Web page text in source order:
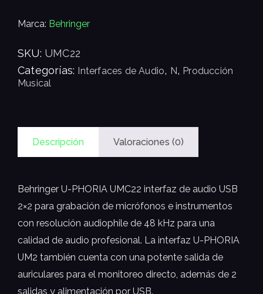
Marca: Behringer
SKU: UMC22
Categorías: Interfaces de Audio, N, Producción
Musical
Descripción Valoraciones (0)
Behringer U-PHORIA UMC22 interfaz de audio USB
2×2 para grabación de micrófonos e instrumentos
con resolución audiophile de 48 kHz para una
calidad de audio profesional. La interfaz U-PHORIA
UM2 también cuenta con una potente salida de
auriculares para el monitoreo directo, además de 2
salidas y alimentación por USB.